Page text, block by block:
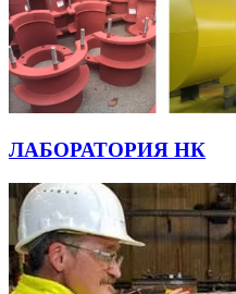
ЛАБОРАТОРИЯ НК